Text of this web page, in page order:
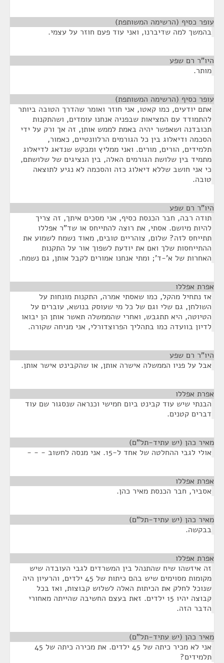
עופר כסיף (הרשימה המשותפת)
בהמשך למה שדיברנו, ואני עוד פעם חוזר על עצמי.
היו"ר רם שפע
מותר.
עופר כסיף (הרשימה המשותפת)
אתם יודעים, כמו קאטו, אני חוזר ואומר שהדרך הטובה ביותר
להתמודד עם המציאות שבפניה אנחנו עומדים, ושהתקנות
תכובדנה ושאפשר יהיה באמת לממש אותן, זה אך ורק על ידי
הסכמה ודיאלוג בין כל הגורמים הרלוונטיים, כאמור,
תלמידים, הורים, מורים. ואני ממליץ ומבקש שנדאג לדיאלוג
מתמיד בין שלושת הגורמים האלה, בין הנציגים של שלושתם,
כי אני חושב שללא דיאלוג כזה והסכמה לא נגיע לתוצאה
טובה.
היו"ר רם שפע
תודה רבה, חבר הכנסת כסיף, אני מסכים איתך, זה צריך
להיות מיושם. אסתי, את רוצה להתייחס או שד"ר אפללו
תתייחס לזה? שלום, צוהריים טובים, מאוד נשמח לשמוע את
ההתייחסות שלך ואם את יודעת לשפוך אור על התקנות
האחרות של א'-ד'; ומתי אנחנו אמורים לקבל אותן, גם נשמח.
אפרת אפללו
אז נתחיל מהקל, כמו שאסתי אמרה, התקנות מונחות על
השולחן, גם שלי וגם של כל מי שעוסק בנושא, עוברים על
הטיוטה, היא תתגבש, ואחרי שהממשלה תאשר אותן הן יבואו
לדיון בוועדה כמו בתהליך הפרוצדורלי, אני מניחה שקורה.
היו"ר רם שפע
אבל על פניו הממשלה אישרה אותן, או שהקבינט אישר אותן.
אפרת אפללו
הבנתי שיש עוד קבינט ביום חמישי וכנראה שנסגור שם עוד
דברים קטנים.
מאיר כהן (יש עתיד-תל"ם)
אולי לגבי ההחלטה של אחד ל-15. אני מנסה לחשוב - - -
אפרת אפללו
אסביר, חבר הכנסת מאיר כהן.
מאיר כהן (יש עתיד-תל"ם)
בבקשה.
אפרת אפללו
זה איזשהו שיח שהתנהל בין המשרדים לגבי העובדה שיש
מקומות מסוימים שיש בהם כיתות של 45 ילדים, והרעיון היה
שנוכל לחלק את הכיתות האלה לשלוש קבוצות, ואז בכל
קבוצה יהיו 15 ילדים. זאת בעצם החשיבה שהייתה מאחורי
הדבר הזה.
מאיר כהן (יש עתיד-תל"ם)
אני לא מכיר כיתה של 45 ילדים. את מכירה כיתה של 45
תלמידים?